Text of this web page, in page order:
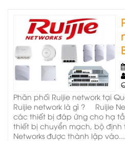
Phân phối Ruijie network tại
Ruijie network là gì ? Ruijie
các thiết bị đáp ứng cho hạ
thiết bị chuyển mạch, bộ định
Networks được thành lập vào...